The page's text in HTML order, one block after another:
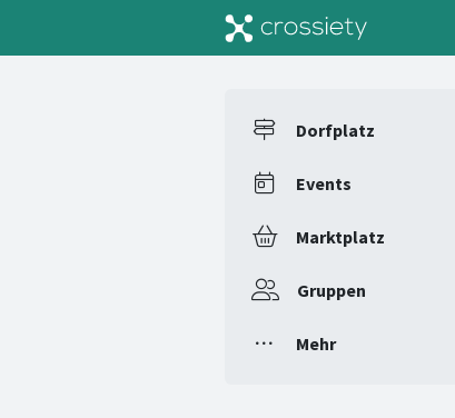
Dorfplatz
Events
Marktplatz
Gruppen
Mehr